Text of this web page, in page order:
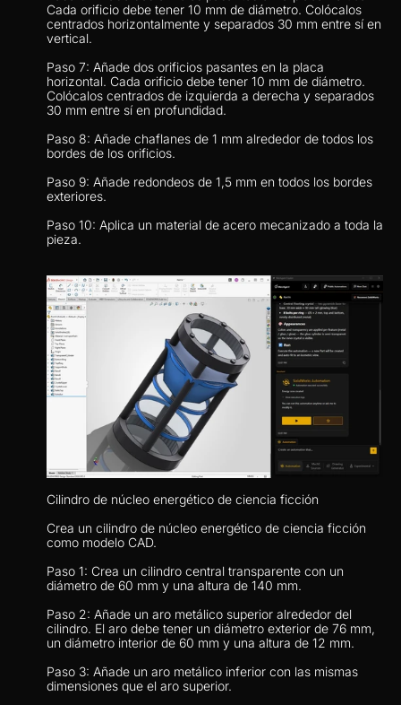
Cada orificio debe tener 10 mm de diámetro. Colócalos
centrados horizontalmente y separados 30 mm entre sí en
vertical.
Paso 7: Añade dos orificios pasantes en la placa
horizontal. Cada orificio debe tener 10 mm de diámetro.
Colócalos centrados de izquierda a derecha y separados
30 mm entre sí en profundidad.
Paso 8: Añade chaflanes de 1 mm alrededor de todos los
bordes de los orificios.
Paso 9: Añade redondeos de 1,5 mm en todos los bordes
exteriores.
Paso 10: Aplica un material de acero mecanizado a toda la
pieza.
Cilindro de núcleo energético de ciencia ficción
Crea un cilindro de núcleo energético de ciencia ficción
como modelo CAD.
Paso 1: Crea un cilindro central transparente con un
diámetro de 60 mm y una altura de 140 mm.
Paso 2: Añade un aro metálico superior alrededor del
cilindro. El aro debe tener un diámetro exterior de 76 mm,
un diámetro interior de 60 mm y una altura de 12 mm.
Paso 3: Añade un aro metálico inferior con las mismas
dimensiones que el aro superior.